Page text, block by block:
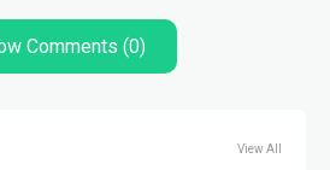
Comments (0)
View All